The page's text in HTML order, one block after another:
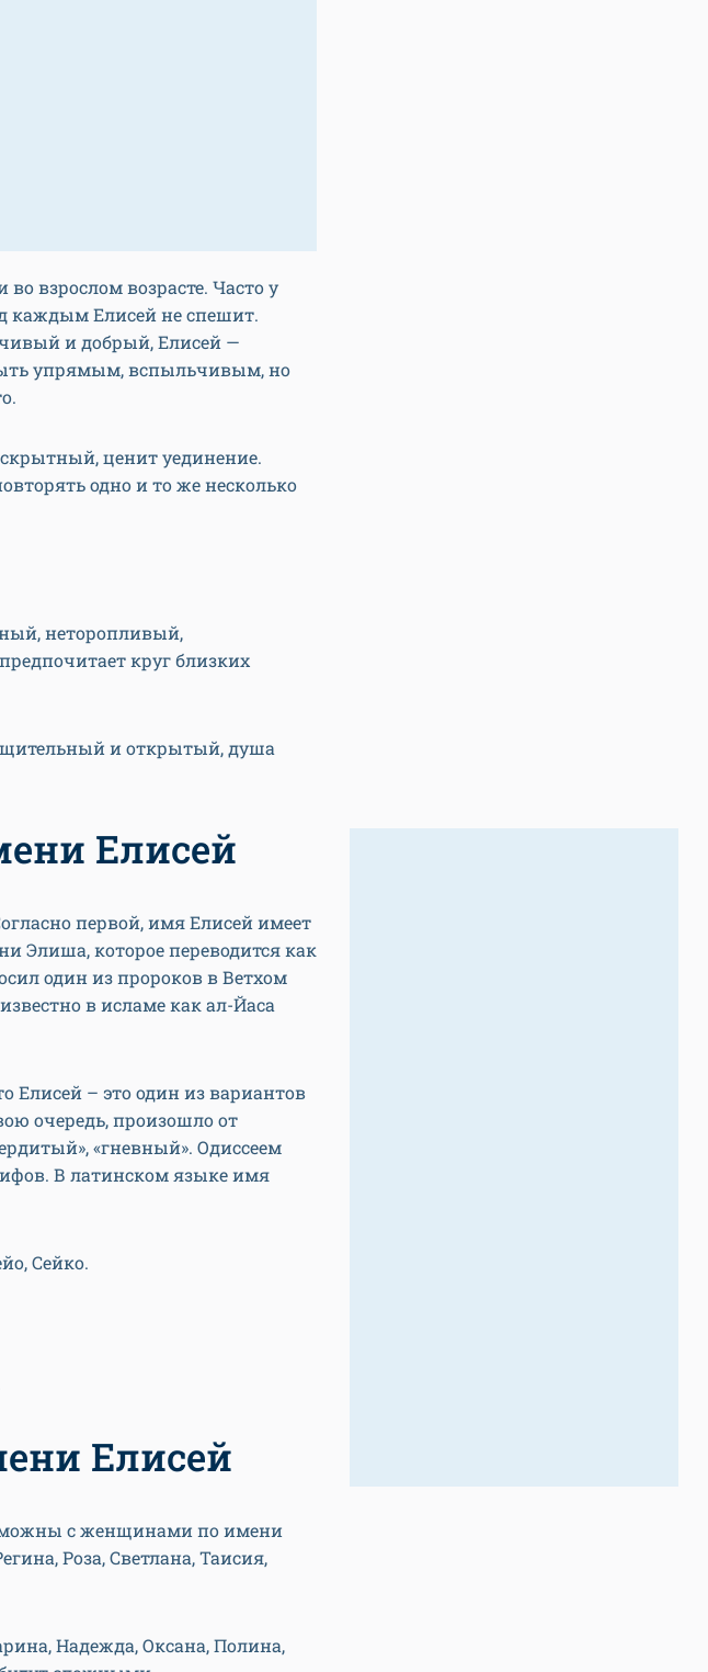
взрослом возрасте. Часто у
каждым Елисей не спешит.
и добрый, Елисей —
упрямым, вспыльчивым, но
ценит уединение.
одно и то же несколько
неторопливый,
круг близких
и открытый, душа
Елисей
первой, имя Елисей имеет
Элиша, которое переводится как
один из пророков в Ветхом
в исламе как ал-Йаса
Елисей – это один из вариантов
очередь, произошло от
«гневный». Одиссеем
В латинском языке имя
Сейко.
Елисей
с женщинами по имени
Роза, Светлана, Таисия,
Надежда, Оксана, Полина,